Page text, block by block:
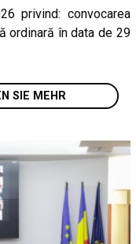
privind: convocarea
ordinară în data de 29
SIE MEHR